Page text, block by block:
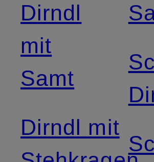
Dirndl
mit
Samt
Dirndl mit